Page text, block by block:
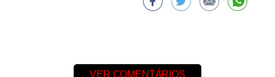
VER COMENTÁRIOS